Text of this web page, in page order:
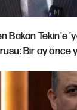
Bakan Tekin'e
Bir ay önce